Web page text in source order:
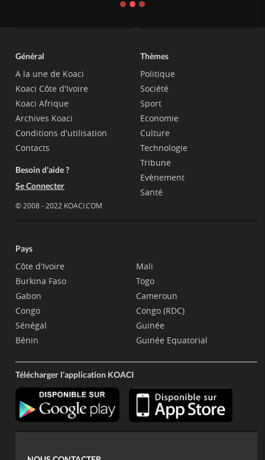
Général
A la une de Koaci
Koaci Côte d'Ivoire
Koaci Afrique
Archives Koaci
Conditions d'utilisation
Contacts
Besoin d'aide ?
Se Connecter
© 2008 - 2022 KOACI.COM
Thèmes
Politique
Société
Sport
Economie
Culture
Technologie
Tribune
Evènement
Santé
Pays
Côte d'Ivoire
Burkina Faso
Gabon
Congo
Sénégal
Bénin
Mali
Togo
Cameroun
Congo (RDC)
Guinée
Guinée Equatorial
Télécharger l'application KOACI